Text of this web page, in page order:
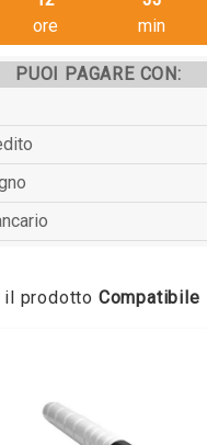
ore
min
PUOI PAGARE CON:
il prodotto Compatibile